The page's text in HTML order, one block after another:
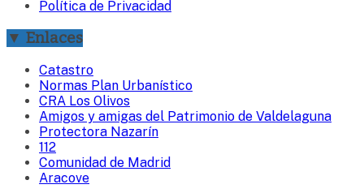
Política de Privacidad
▼ Enlaces
Catastro
Normas Plan Urbanístico
CRA Los Olivos
Amigos y amigas del Patrimonio de Valdelaguna
Protectora Nazarín
112
Comunidad de Madrid
Aracove